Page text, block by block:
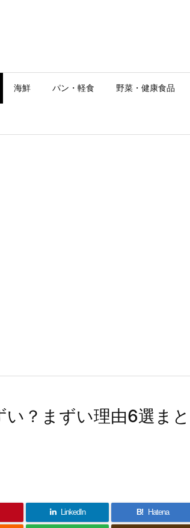
海鮮 パン・軽食 野菜・健康食品
？まずい理由6選まと
LinkedIn B! Hatena